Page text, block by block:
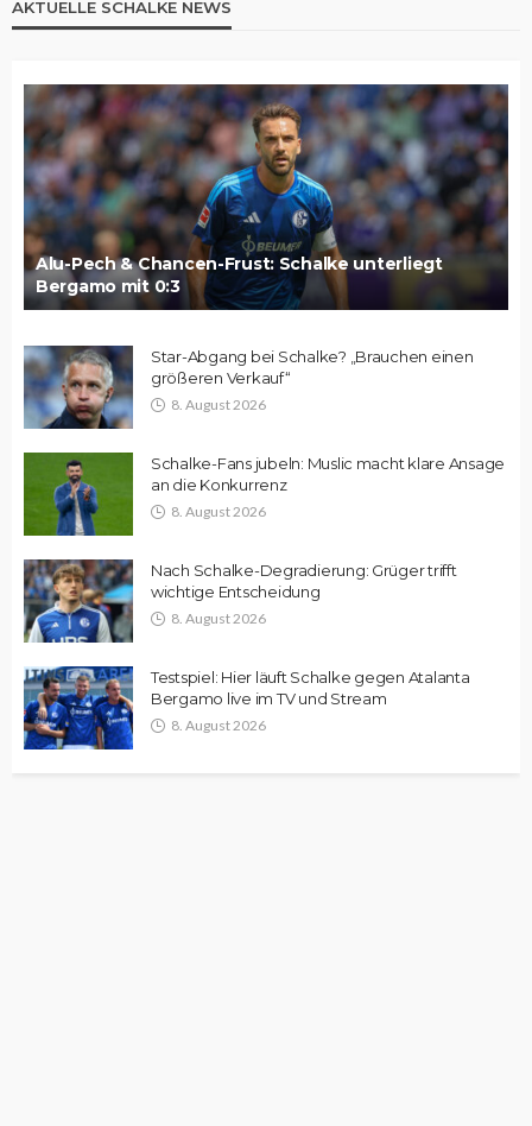
AKTUELLE SCHALKE NEWS
Alu-Pech & Chancen-Frust: Schalke unterliegt
Bergamo mit 0:3
Star-Abgang bei Schalke? „Brauchen einen
größeren Verkauf“
8. August 2026
Schalke-Fans jubeln: Muslic macht klare Ansage
an die Konkurrenz
8. August 2026
Nach Schalke-Degradierung: Grüger trifft
wichtige Entscheidung
8. August 2026
Testspiel: Hier läuft Schalke gegen Atalanta
Bergamo live im TV und Stream
8. August 2026